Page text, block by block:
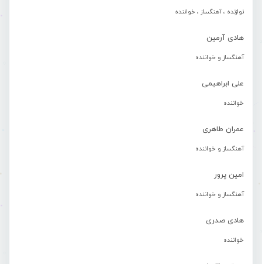
نوازنده ، آهنگساز ، خواننده
هادی آرمین
آهنگساز و خواننده
علی ابراهیمی
خواننده
عمران طاهری
آهنگساز و خواننده
امین پرور
آهنگساز و خواننده
هادی صدری
خواننده